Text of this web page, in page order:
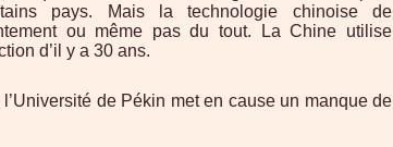
pays. Mais la technologie chinoise de
ou même pas du tout. La Chine utilise
d’il y a 30 ans.
de Pékin met en cause un manque de